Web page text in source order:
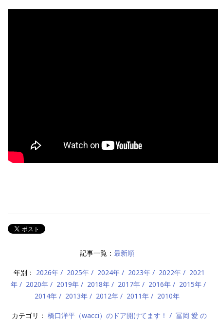
記事一覧： 最新順
年別： 2026年 2025年 2024年 2023年 2022年
2021
年
2020年 2019年 2018年 2017年 2016年
2015年
2014年
2013年 2012年 2011年 2010年
カテゴリ： 橋口洋平（wacci）のドア開けてます！
冨岡 愛 の